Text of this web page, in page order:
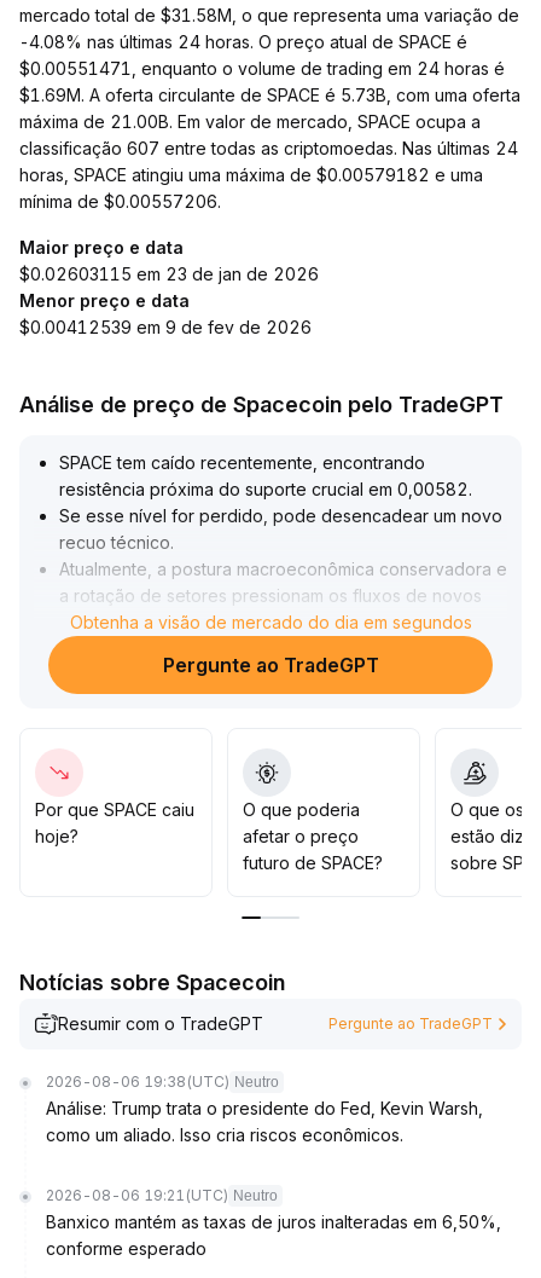
mercado total de $31.58M, o que representa uma variação de
-4.08% nas últimas 24 horas. O preço atual de SPACE é
$0.00551471, enquanto o volume de trading em 24 horas é
$1.69M. A oferta circulante de SPACE é 5.73B, com uma oferta
máxima de 21.00B. Em valor de mercado, SPACE ocupa a
classificação 607 entre todas as criptomoedas. Nas últimas 24
horas, SPACE atingiu uma máxima de $0.00579182 e uma
mínima de $0.00557206.
Maior preço e data
$0.02603115 em 23 de jan de 2026
Menor preço e data
$0.00412539 em 9 de fev de 2026
Análise de preço de Spacecoin pelo TradeGPT
SPACE tem caído recentemente, encontrando
resistência próxima do suporte crucial em 0,00582.
Se esse nível for perdido, pode desencadear um novo
recuo técnico.
Atualmente, a postura macroeconômica conservadora e
a rotação de setores pressionam os fluxos de novos
investimentos, com instituições demonstrando pouco
interesse e o apetite por risco de curto prazo limitado
Recomenda-se monitorar de perto o volume de
Caso o sentimento de mercado melhore e o preço
ultrapasse 0,00610 de forma convincente, pode-se
considerar participar do movimento de alta
Caso contrário, é melhor adotar uma estratégia
defensiva para evitar riscos de queda acentuada.
Obtenha a visão de mercado do dia em segundos
Pergunte ao TradeGPT
Por que SPACE caiu
hoje?
O que poderia
afetar o preço
futuro de SPACE?
O que os
estão
sobre
Notícias sobre Spacecoin
Resumir com o TradeGPT Pergunte ao TradeGPT
2026-08-06 19:38 (UTC) Neutro
Análise: Trump trata o presidente do Fed, Kevin Warsh,
como um aliado. Isso cria riscos econômicos.
2026-08-06 19:21 (UTC) Neutro
Banxico mantém as taxas de juros inalteradas em 6,50%,
conforme esperado